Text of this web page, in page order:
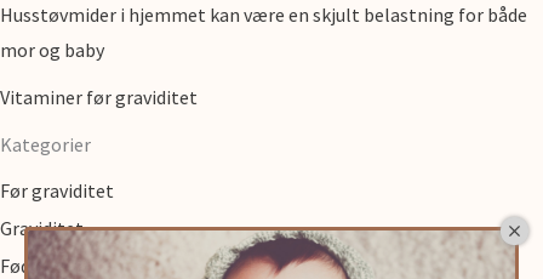
Husstøvmider i hjemmet kan være en skjult belastning for både
mor og baby
Vitaminer før graviditet
Kategorier
Før graviditet
Graviditet
Fødsel